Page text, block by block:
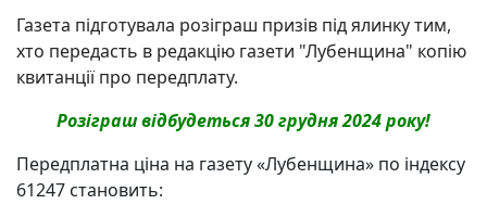
Газета підготувала розіграш призів під ялинку тим,
хто передасть в редакцію газети "Лубенщина" копію
квитанції про передплату.
Розіграш відбудеться 30 грудня 2024 року!
Передплатна ціна на газету «Лубенщина» по індексу
61247 становить: